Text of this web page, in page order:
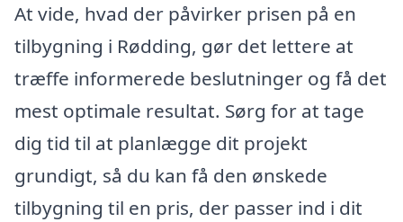
At vide, hvad der påvirker prisen på en
tilbygning i Rødding, gør det lettere at
træffe informerede beslutninger og få det
mest optimale resultat. Sørg for at tage
dig tid til at planlægge dit projekt
grundigt, så du kan få den ønskede
tilbygning til en pris, der passer ind i dit